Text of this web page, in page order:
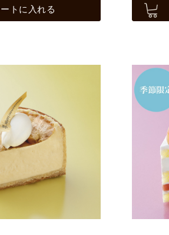
ートに入れる